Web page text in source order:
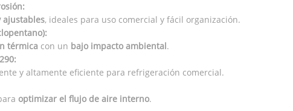
ajustables, ideales para uso comercial y fácil organización.
térmica con un bajo impacto ambiental.
y altamente eficiente para refrigeración comercial.
optimizar el flujo de aire interno.